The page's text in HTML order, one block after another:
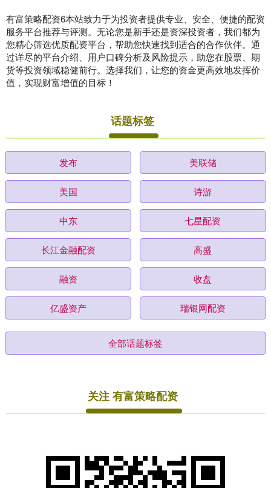
有富策略配资6本站致力于为投资者提供专业、安全、便捷的配资
服务平台推荐与评测。无论您是新手还是资深投资者，我们都为
您精心筛选优质配资平台，帮助您快速找到适合的合作伙伴。通
过详尽的平台介绍、用户口碑分析及风险提示，助您在股票、期
货等投资领域稳健前行。选择我们，让您的资金更高效地发挥价
值，实现财富增值的目标！
话题标签
发布 美联储
美国 诗游
中东 七星配资
长江金融配资 高盛
融资 收盘
亿盛资产 瑞银网配资
全部话题标签
关注 有富策略配资